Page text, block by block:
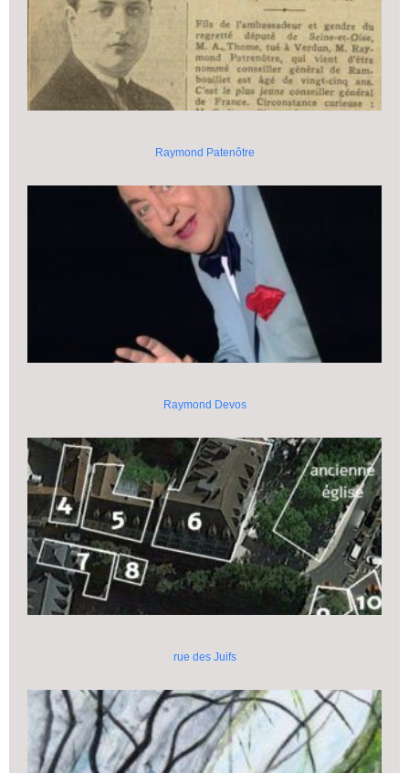
Raymond Patenôtre
Raymond Devos
rue des Juifs